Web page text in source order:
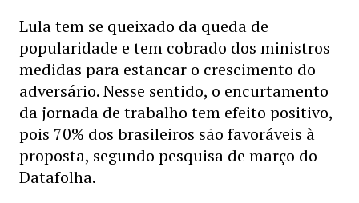
Lula tem se queixado da queda de
popularidade e tem cobrado dos ministros
medidas para estancar o crescimento do
adversário. Nesse sentido, o encurtamento
da jornada de trabalho tem efeito positivo,
pois 70% dos brasileiros são favoráveis à
proposta, segundo pesquisa de março do
Datafolha.